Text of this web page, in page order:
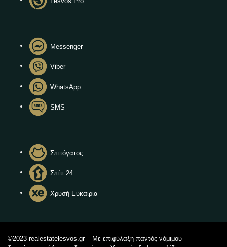
Messenger
Viber
WhatsApp
SMS
Σπιτόγατος
Σπίτι 24
Χρυσή Ευκαιρία
©2023 realestatelesvos.gr – Με επιφύλαξη παντός νόμιμου